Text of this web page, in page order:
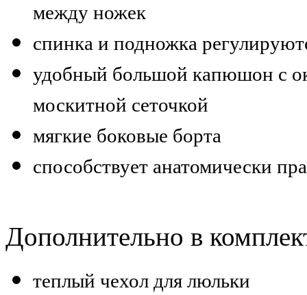
между ножек
спинка и подножка
удобный большой капюшон с
москитной сеточкой
мягкие боковые борта
способствует анатомически
Дополнительно в
теплый чехол для люльки